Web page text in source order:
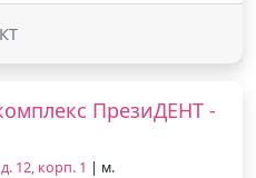
ПрезиДЕНТ -
12, корп. 1 | м.